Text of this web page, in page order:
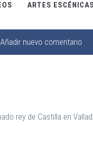
ARTES
Añadir nuevo comentario
rey de Castilla en